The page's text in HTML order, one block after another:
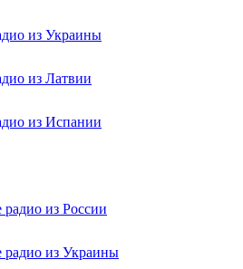
из Украины
из Латвии
из Испании
радио из России
радио из Украины